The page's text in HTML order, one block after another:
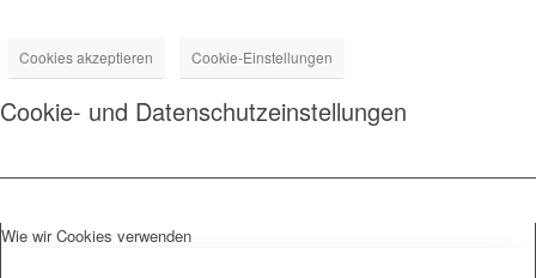
Cookies akzeptieren Cookie-Einstellungen
Cookie- und Datenschutzeinstellungen
Wie wir Cookies verwenden